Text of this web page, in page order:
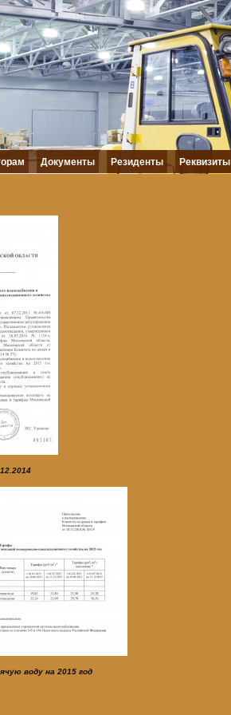
Документы Резиденты Реквизиты
воду на 2015 год